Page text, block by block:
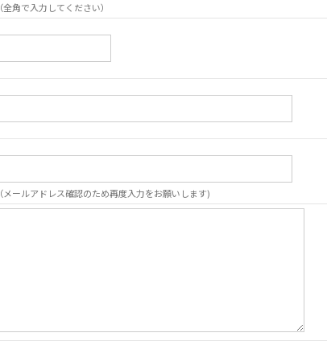
（全角で入力してください）
（メールアドレス確認のため再度入力をお願いします)